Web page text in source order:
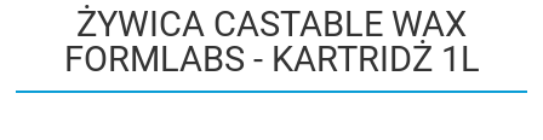
ŻYWICA CASTABLE WAX
FORMLABS - KARTRIDŻ 1L